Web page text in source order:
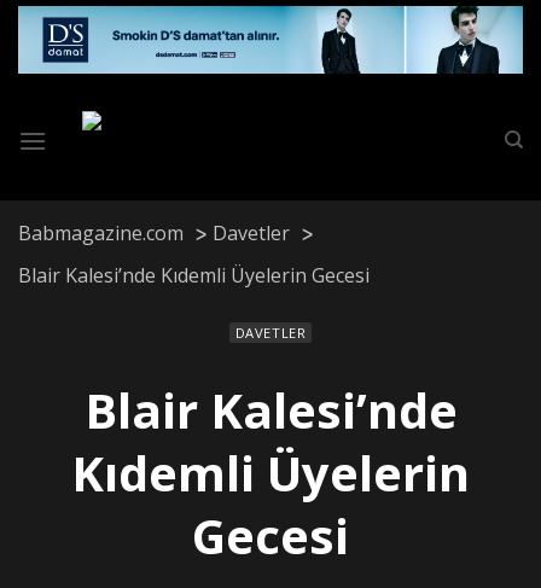
Skip
content
Babmagazine.com
Davetler
Blair Kalesi’nde Kıdemli Üyelerin Gecesi
DAVETLER
Blair Kalesi’nde
Kıdemli Üyelerin
Gecesi